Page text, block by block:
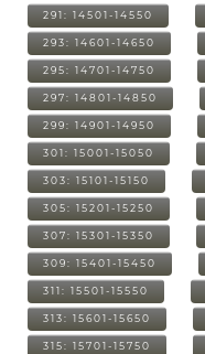
291: 14501-14550
293: 14601-14650
295: 14701-14750
297: 14801-14850
299: 14901-14950
301: 15001-15050
303: 15101-15150
305: 15201-15250
307: 15301-15350
309: 15401-15450
311: 15501-15550
313: 15601-15650
315: 15701-15750